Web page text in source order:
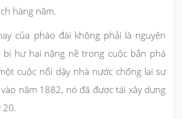
hàng năm.
của pháo đài không phải là nguyên
bị hư hại nặng nề trong cuộc bắn phá
cuộc nổi dậy nhà nước chống lại sự
năm 1882, nó đã được tái xây dựng
20.